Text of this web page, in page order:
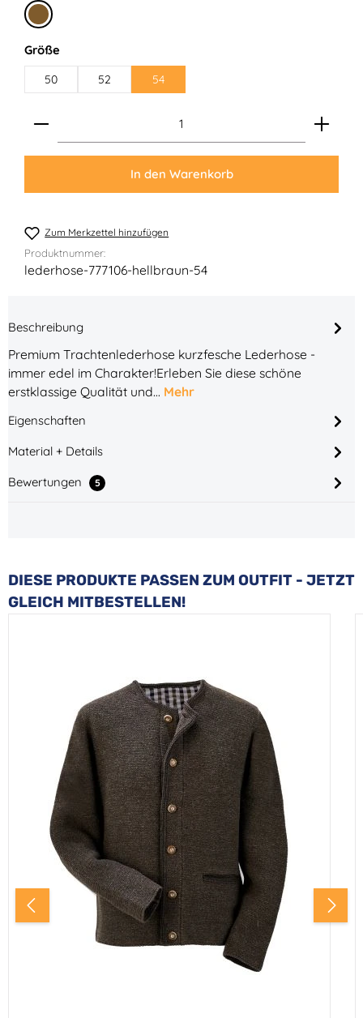
Rehbraun
Größeauswählen
50 52 54
Produkt Anzahl: Gib den gewünschten Wert ein
In den Warenkorb
Zum Merkzettel hinzufügen
Produktnummer:
lederhose-777106-hellbraun-54
Beschreibung
Premium Trachtenlederhose kurzfesche Lederhose -
immer edel im Charakter!Erleben Sie diese schöne
erstklassige Qualität und… Mehr
Eigenschaften
Material + Details
Bewertungen
5
Produktgalerie überspringen
DIESE PRODUKTE PASSEN ZUM OUTFIT - JETZT
GLEICH MITBESTELLEN!